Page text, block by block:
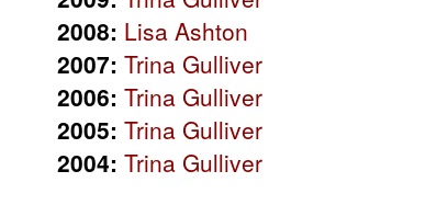
2008: Lisa Ashton
2007: Trina Gulliver
2006: Trina Gulliver
2005: Trina Gulliver
2004: Trina Gulliver